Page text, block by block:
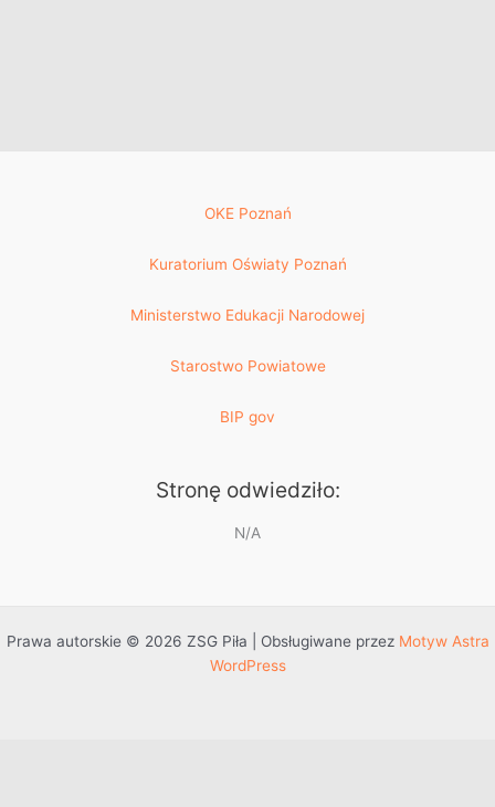
OKE Poznań
Kuratorium Oświaty Poznań
Ministerstwo Edukacji Narodowej
Starostwo Powiatowe
BIP gov
Stronę odwiedziło:
N/A
Prawa autorskie © 2026 ZSG Piła | Obsługiwane przez Motyw Astra
WordPress